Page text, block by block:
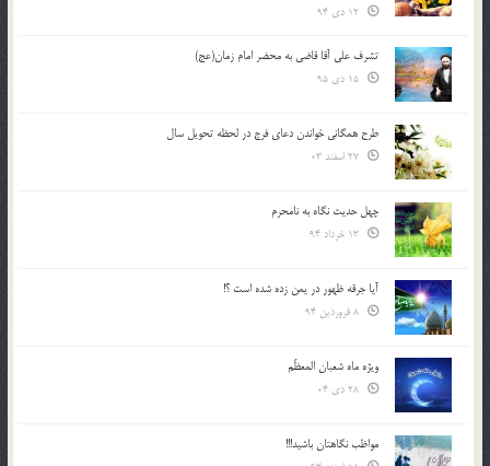
تشرف علي آقا قاضي به محضر امام زمان(عج)
طرح همگانی خواندن دعای فرج در لحظه تحویل سال
چهل حدیث نگاه به نامحرم
آیا جرقه ظهور در یمن زده شده است ؟!
ویژه ماه شعبان المعظّم
مواظب نگاهتان باشید!!!